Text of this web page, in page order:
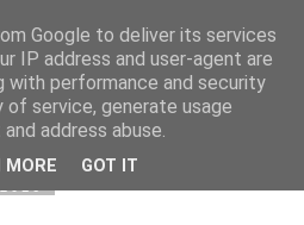
Google to deliver its services
IP address and user-agent are
with performance and security
service, generate usage
address abuse.
MORE GOT IT